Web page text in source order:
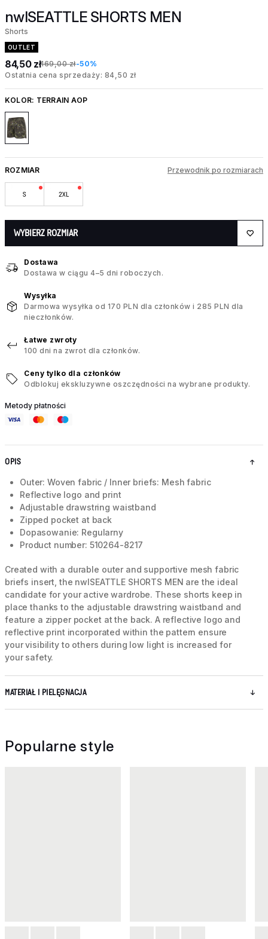
nwlSEATTLE SHORTS MEN
Shorts
OUTLET
84,50 zł169,00 zł-50%
Ostatnia cena sprzedaży: 84,50 zł
KOLOR: TERRAIN AOP
ROZMIAR Przewodnik po rozmiarach
S 2XL
WYBIERZ ROZMIAR
Dostawa
Dostawa w ciągu 4–5 dni roboczych.
Wysyłka
Darmowa wysyłka od 170 PLN dla członków i 285 PLN dla
nieczłonków.
Łatwe zwroty
100 dni na zwrot dla członków.
Ceny tylko dla członków
Odblokuj ekskluzywne oszczędności na wybrane produkty.
Metody płatności
OPIS
Outer: Woven fabric / Inner briefs: Mesh fabric
Reflective logo and print
Adjustable drawstring waistband
Zipped pocket at back
Dopasowanie: Regularny
Product number: 510264-8217
Created with a durable outer and supportive mesh fabric
briefs insert, the nwlSEATTLE SHORTS MEN are the ideal
candidate for your active wardrobe. These shorts keep in
place thanks to the adjustable drawstring waistband and
feature a zipper pocket at the back. A reflective logo and
reflective print incorporated within the pattern ensure
your visibility to others during low light is increased for
your safety.
MATERIAŁ I PIELĘGNACJA
Popularne style